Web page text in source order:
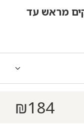
מראש עד
184
₪